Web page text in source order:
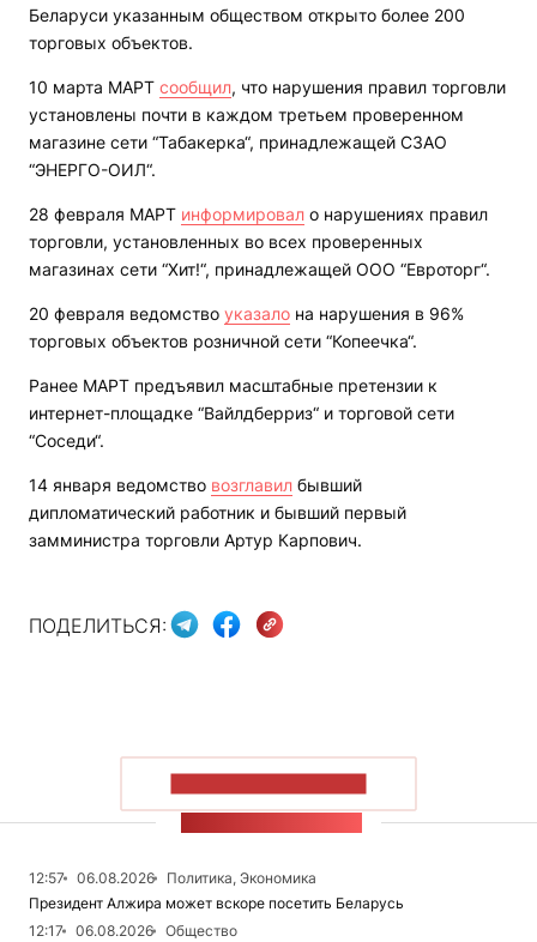
Беларуси указанным обществом открыто более 200
торговых объектов.
10 марта МАРТ сообщил, что нарушения правил торговли
установлены почти в каждом третьем проверенном
магазине сети “Табакерка“, принадлежащей СЗАО
“ЭНЕРГО-ОИЛ“.
28 февраля МАРТ информировал о нарушениях правил
торговли, установленных во всех проверенных
магазинах сети “Хит!“, принадлежащей ООО “Евроторг“.
20 февраля ведомство указало на нарушения в 96%
торговых объектов розничной сети “Копеечка“.
Ранее МАРТ предъявил масштабные претензии к
интернет-площадке “Вайлдберриз“ и торговой сети
“Соседи“.
14 января ведомство возглавил бывший
дипломатический работник и бывший первый
замминистра торговли Артур Карпович.
ПОДЕЛИТЬСЯ:
12:57 06.08.2026
Политика, Экономика
Президент Алжира может вскоре посетить Беларусь
12:17
06.08.2026 Общество